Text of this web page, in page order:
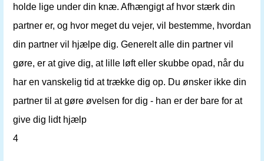
holde lige under din knæ. Afhængigt af hvor stærk din
partner er, og hvor meget du vejer, vil bestemme, hvordan
din partner vil hjælpe dig. Generelt alle din partner vil
gøre, er at give dig, at lille løft eller skubbe opad, når du
har en vanskelig tid at trække dig op. Du ønsker ikke din
partner til at gøre øvelsen for dig - han er der bare for at
give dig lidt hjælp
4